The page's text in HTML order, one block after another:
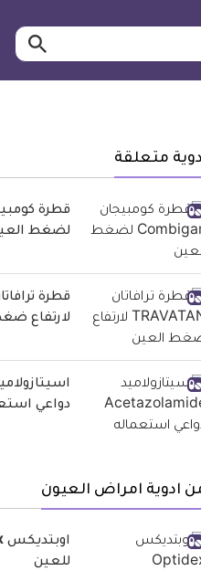
متعلقة
لضغط
لارتفاع
دواعي
ادوية امراض العيون
للعين